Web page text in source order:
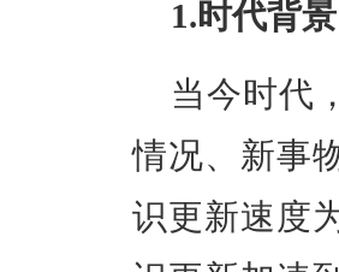
1.时代背景
当今时代
情况、新事
识更新速度